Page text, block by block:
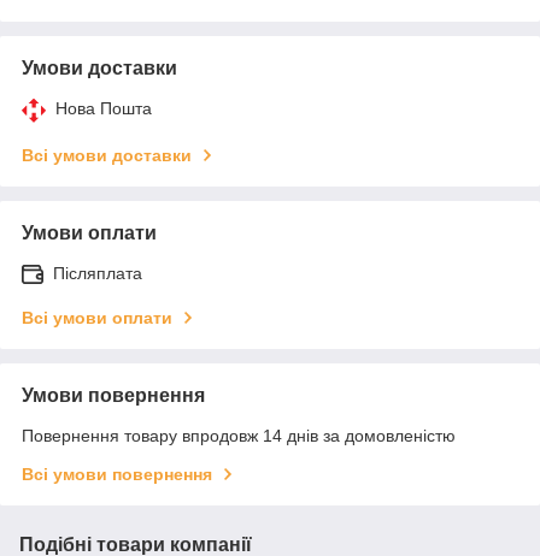
Умови доставки
Нова Пошта
Всі умови доставки
Умови оплати
Післяплата
Всі умови оплати
Умови повернення
Повернення товару впродовж 14 днів за домовленістю
Всі умови повернення
Подібні товари компанії